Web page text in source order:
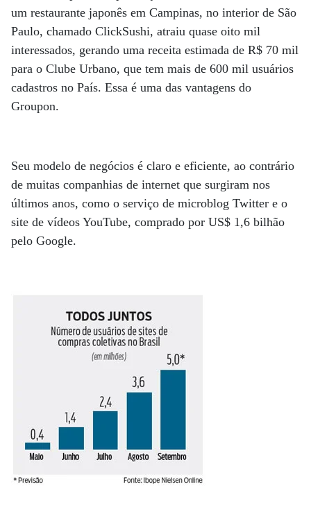
um restaurante japonês em Campinas, no interior de São
Paulo, chamado ClickSushi, atraiu quase oito mil
interessados, gerando uma receita estimada de R$ 70 mil
para o Clube Urbano, que tem mais de 600 mil usuários
cadastros no País. Essa é uma das vantagens do
Groupon.
Seu modelo de negócios é claro e eficiente, ao contrário
de muitas companhias de internet que surgiram nos
últimos anos, como o serviço de microblog Twitter e o
site de vídeos YouTube, comprado por US$ 1,6 bilhão
pelo Google.